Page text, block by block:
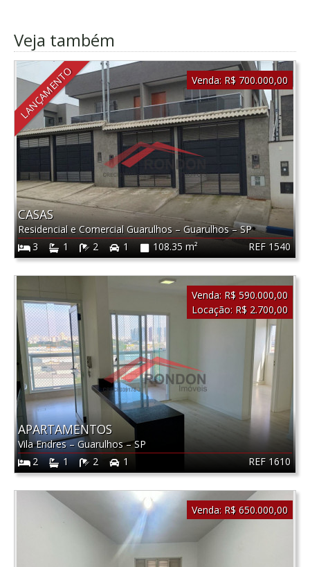
Veja também
LANÇAMENTO
REF 1540
CASAS
Residencial e Comercial Guarulhos– Guarulhos–SP
3
1 2 1 108.35 m²
Venda: R$ 700.000,00
REF 1610
APARTAMENTOS
Vila Endres–Guarulhos–SP
2
1 2 1
Venda: R$ 590.000,00
Locação: R$ 2.700,00
Venda: R$ 650.000,00